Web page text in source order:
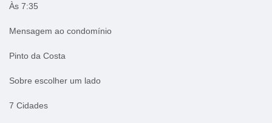
Às 7:35
Mensagem ao condomínio
Pinto da Costa
Sobre escolher um lado
7 Cidades